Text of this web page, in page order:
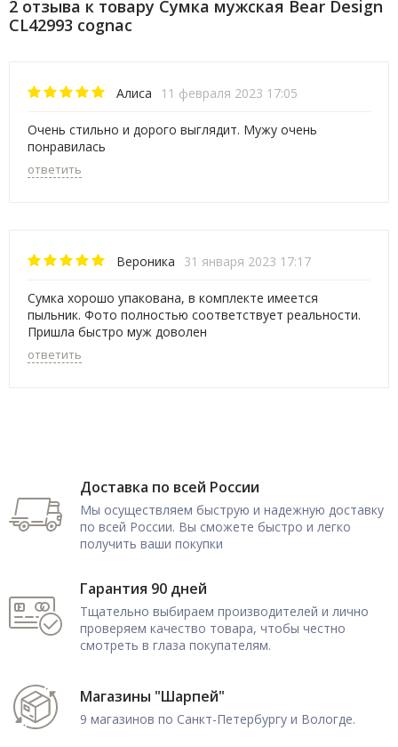
2 отзыва к товару Сумка мужская Bear Design
CL42993 cognac
Алиса 11 февраля 2023 17:05
Очень стильно и дорого выглядит. Мужу очень
понравилась
ответить
Вероника 31 января 2023 17:17
Сумка хорошо упакована, в комплекте имеется
пыльник. Фото полностью соответствует реальности.
Пришла быстро муж доволен
ответить
Доставка по всей России
Мы осуществляем быструю и надежную доставку
по всей России. Вы сможете быстро и легко
получить ваши покупки
Гарантия 90 дней
Тщательно выбираем производителей и лично
проверяем качество товара, чтобы честно
смотреть в глаза покупателям.
Магазины "Шарпей"
9 магазинов по Санкт-Петербургу и Вологде.